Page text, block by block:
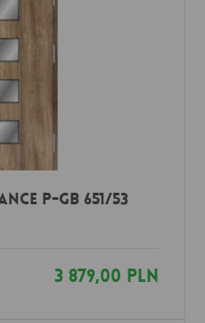
P-GB 651/53
3 879,00 PLN